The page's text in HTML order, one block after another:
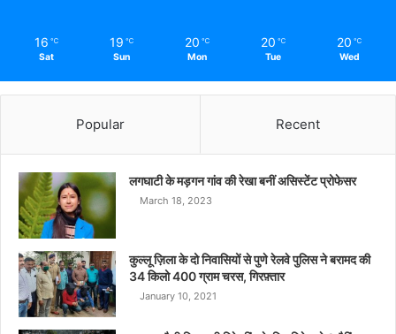
16 ℃
Sat
19 ℃
Sun
20 ℃
Mon
20 ℃
Tue
20 ℃
Wed
Popular Recent
लगघाटी के मड़गन गांव की रेखा बनीं असिस्टेंट प्रोफेसर
March 18, 2023
कुल्लू ज़िला के दो निवासियों से पुणे रेलवे पुलिस ने बरामद की
34 किलो 400 ग्राम चरस, गिरफ़्तार
January 10, 2021